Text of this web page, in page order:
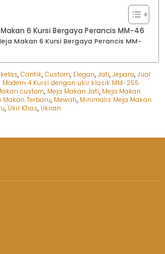
6 Kursi Bergaya Perancis MM-46
Makan 6 Kursi Bergaya Perancis MM-
, Cantik, Custom, Elegan, Jati, Jepara, Jual
Modern 4 Kursi dengan ukir klasik MM-255
custom, Meja Makan Jati, Meja Makan
Makan Terbaru, Mewah, Minimalis Meja Makan
, Ukir Khas, Ukiran